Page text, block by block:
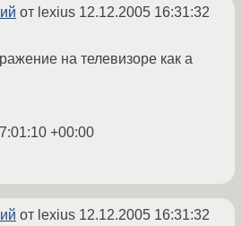
от lexius 12.12.2005 16:31:32
на телевизоре как а
+00:00
от lexius 12.12.2005 16:31:32